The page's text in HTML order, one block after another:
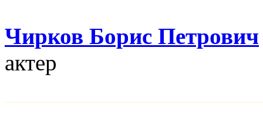
Чирков Борис Петрович
актер